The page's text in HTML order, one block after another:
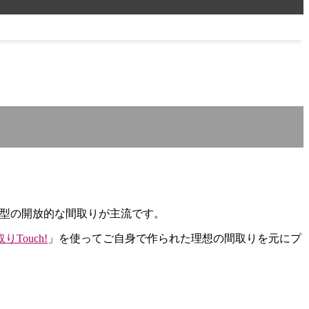
開放的な間取りが主流です。
りTouch! 」を使ってご自身で作られた理想の間取りを元にプ